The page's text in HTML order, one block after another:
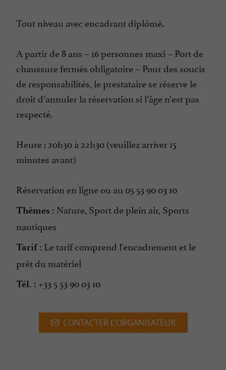
Tout niveau avec encadrant diplômé.
A partir de 8 ans – 16 personnes maxi – Port de
chaussure fermés obligatoire – Pour des soucis
de responsabilités, le prestataire se réserve le
droit d’annuler la réservation si l’âge n’est pas
respecté.
Heure : 20h30 à 22h30 (veuillez arriver 15
minutes avant)
Réservation en ligne ou au 05 53 90 03 10
Thèmes : Nature, Sport de plein air, Sports
nautiques
Tarif : Le tarif comprend l'encadrement et le
prêt du matériel
Tél. : +33 5 53 90 03 10
CONTACTER L'ORGANISATEUR